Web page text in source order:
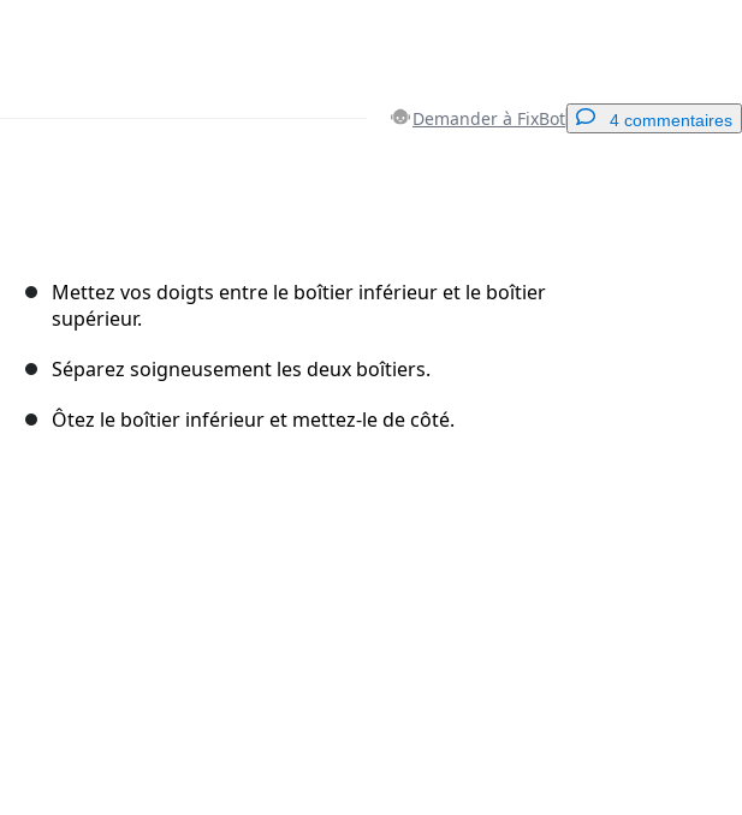
Demander à FixBot 4 commentaires
Mettez vos doigts entre le boîtier inférieur et le boîtier
supérieur.
Séparez soigneusement les deux boîtiers.
Ôtez le boîtier inférieur et mettez-le de côté.